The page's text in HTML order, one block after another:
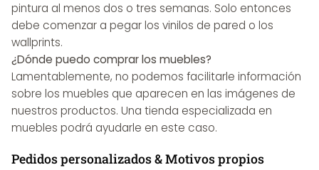
pintura al menos dos o tres semanas. Solo entonces
debe comenzar a pegar los vinilos de pared o los
wallprints.
¿Dónde puedo comprar los muebles?
Lamentablemente, no podemos facilitarle información
sobre los muebles que aparecen en las imágenes de
nuestros productos. Una tienda especializada en
muebles podrá ayudarle en este caso.
Pedidos personalizados & Motivos propios